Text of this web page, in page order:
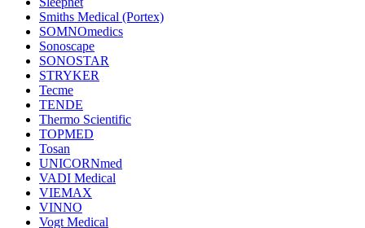
Smiths Medical (Portex)
SOMNOmedics
Sonoscape
SONOSTAR
STRYKER
Tecme
TENDE
Thermo Scientific
TOPMED
Tosan
UNICORNmed
VADI Medical
VIEMAX
VINNO
Vogt Medical